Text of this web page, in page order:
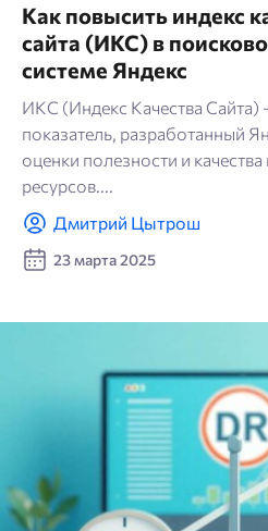
Как повысить индекс
сайта (ИКС) в
системе Яндекс
ИКС (Индекс Качества Сайта)
показатель, разработанный
оценки полезности и качества
ресурсов....
Дмитрий Цытрош
23 марта 2025